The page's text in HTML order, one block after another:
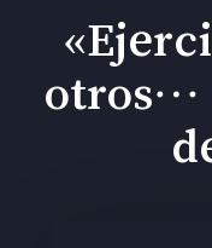
otros…